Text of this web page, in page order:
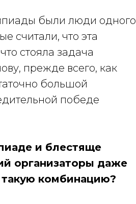
были люди одного
считали, что эта
стояла задача
прежде всего, как
большой
победе
и блестяще
организаторы даже
такую комбинацию?